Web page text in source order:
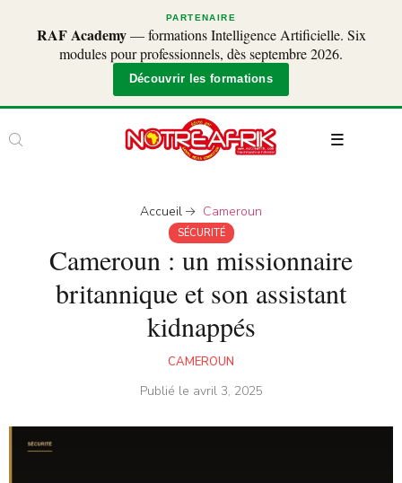
PARTENAIRE
RAF Academy— formations Intelligence Artificielle. Six
modules pour professionnels, dès septembre 2026.
Découvrir les formations
Accueil Cameroun
SÉCURITÉ
Cameroun : un missionnaire
britannique et son assistant
kidnappés
CAMEROUN
Publié le avril 3, 2025